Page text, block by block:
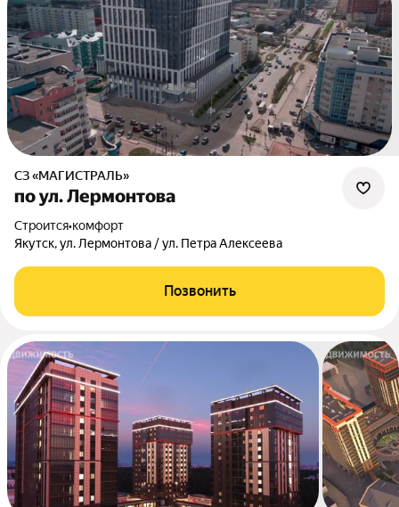
СЗ «МАГИСТРАЛЬ»
по ул. Лермонтова
Строится•комфорт
Якутск, ул. Лермонтова / ул. Петра Алексеева
Позвонить